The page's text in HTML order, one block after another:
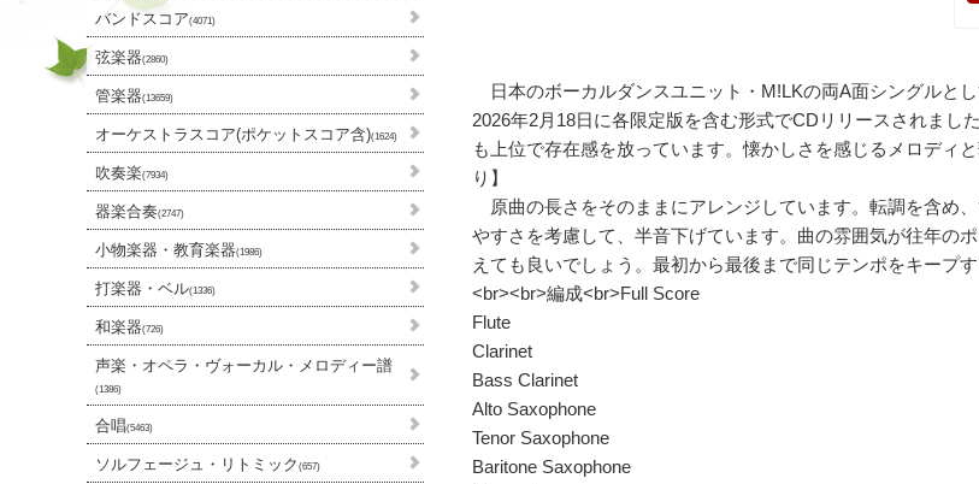
バンドスコア(4071)
弦楽器(2860)
管楽器(13659)
オーケストラスコア(ポケットスコア含)(1624)
吹奏楽(7934)
器楽合奏(2747)
小物楽器・教育楽器(1986)
打楽器・ベル(1336)
和楽器(726)
声楽・オペラ・ヴォーカル・メロディー譜
(1386)
合唱(5463)
ソルフェージュ・リトミック (657)
日本のボーカルダンスユニット・M!LKの両A面シングルと
2026年2月18日に各限定版を含む形式でCDリリースされま
も上位で存在感を放っています。懐かしさを感じるメロディ
り】
原曲の長さをそのままにアレンジしています。転調を含め
やすさを考慮して、半音下げています。曲の雰囲気が往年の
えても良いでしょう。最初から最後まで同じテンポをキープ
<br><br>編成<br>Full Score
Flute
Clarinet
Bass Clarinet
Alto Saxophone
Tenor Saxophone
Baritone Saxophone